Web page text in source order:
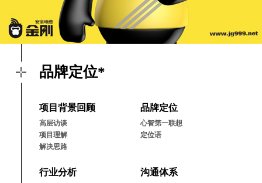
品牌定位*
项⽬背景回顾
⾼层访谈
项⽬理解
解决思路
品牌定位
⼼智第⼀联想
定位语
⾏业分析 沟通体系